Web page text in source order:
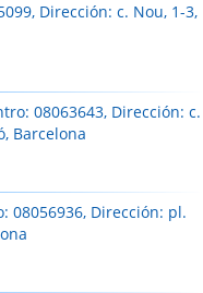
Dirección: c. Nou, 1-3,
08063643, Dirección: c.
Barcelona
08056936, Dirección: pl.